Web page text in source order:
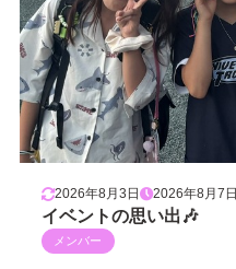
2026年8月3日 2026年8月7日
イベントの思い出🎶
メンバー